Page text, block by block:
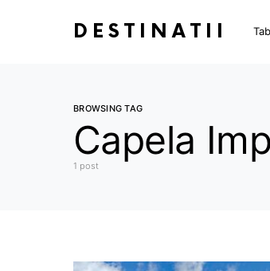
DESTINATII
BROWSING TAG
Capela
1 post